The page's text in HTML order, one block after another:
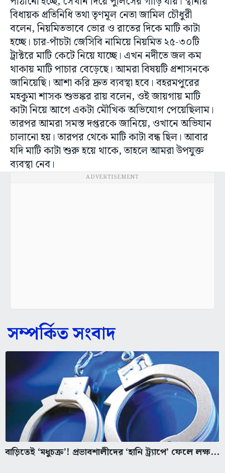
বিধায়ক প্রতিনিধি তথা তৃণমূল নেতা জামিল চৌধুরী
বলেন, নিয়মিতভাবে ভোর ও রাতের দিকে মাটি কাটা
হচ্ছে। চার-পাঁচটা জেসিবি নামিয়ে নিয়মিত ২৫-৩০টি
ট্রাক্টরে মাটি কেটে নিয়ে যাচ্ছে। এখন নদীতে জল কম
থাকায় মাটি পাচার বেড়েছে। আমরা বিষয়টি প্রশাসনকে
জানিয়েছি। আশা করি দ্রুত ব্যবস্থা হবে। বহরমপুরের
মহকুমা শাসক শুভঙ্কর রায় বলেন, ওই জায়গায় মাটি
কাটা নিয়ে আগে একটা মৌখিক অভিযোগ পেয়েছিলাম।
তারপর আমরা সমস্ত দপ্তরকে জানিয়ে, ওখানে অভিযান
চালানো হয়। তারপর থেকে মাটি কাটা বন্ধ ছিল। আবার
যদি মাটি কাটা শুরু হয়ে থাকে, তাহলে আমরা উপযুক্ত
ব্যবস্থা নেব।
ADVERTISEMENT
সম্পর্কিত সংবাদ
বাড়িতেই ‘মধুচক্র’! প্রভাবশালীদের ‘হানি ট্র্যাপে’ ফেলে লক্ষ...